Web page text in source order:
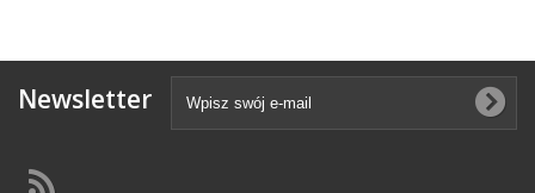
Newsletter